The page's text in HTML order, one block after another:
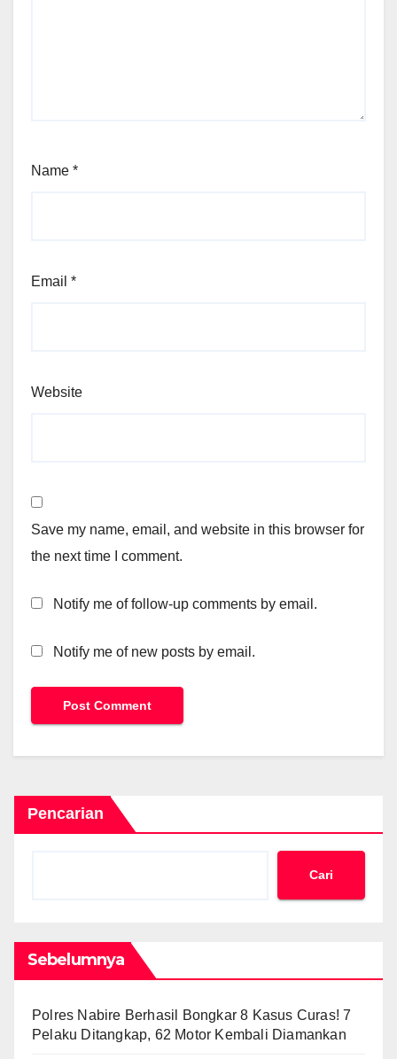
Name *
Email *
Website
Save my name, email, and website in this browser for
the next time I comment.
Notify me of follow-up comments by email.
Notify me of new posts by email.
Pencarian
Cari
Sebelumnya
Polres Nabire Berhasil Bongkar 8 Kasus Curas! 7
Pelaku Ditangkap, 62 Motor Kembali Diamankan